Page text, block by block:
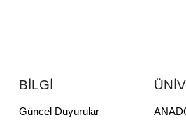
BİLGİ
Güncel Duyurular